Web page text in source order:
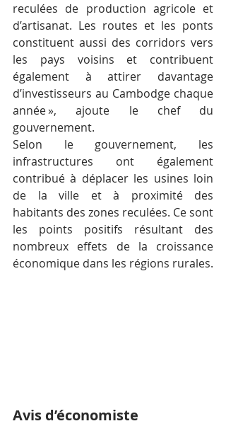
reculées de production agricole et
d’artisanat. Les routes et les ponts
constituent aussi des corridors vers
les pays voisins et contribuent
également à attirer davantage
d’investisseurs au Cambodge chaque
année », ajoute le chef du
gouvernement.
Selon le gouvernement, les
infrastructures ont également
contribué à déplacer les usines loin
de la ville et à proximité des
habitants des zones reculées. Ce sont
les points positifs résultant des
nombreux effets de la croissance
économique dans les régions rurales.
Avis d’économiste